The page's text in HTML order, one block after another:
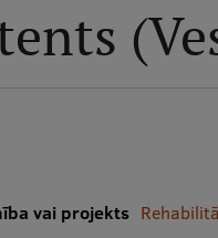
vai projekts